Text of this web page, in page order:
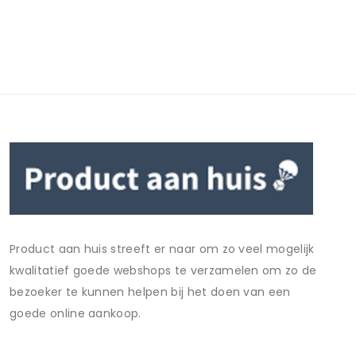
Product aan huis streeft er naar om zo veel mogelijk
kwalitatief goede webshops te verzamelen om zo de
bezoeker te kunnen helpen bij het doen van een
goede online aankoop.